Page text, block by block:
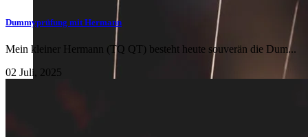
Dummyprüfung mit Hermann
Mein kleiner Hermann (TQ QT) besteht heute souverän die Dum...
02 Juli, 2025